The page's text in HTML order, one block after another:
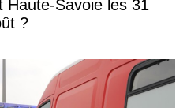
Haute-Savoie les 31
juillet, 1er août et 2 août ?